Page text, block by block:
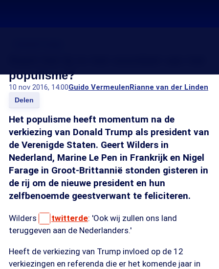
populisme?
10 nov 2016, 14:00Guido VermeulenRianne van der Linden
Delen
Het populisme heeft momentum na de
verkiezing van Donald Trump als president van
de Verenigde Staten. Geert Wilders in
Nederland, Marine Le Pen in Frankrijk en Nigel
Farage in Groot-Brittannië stonden gisteren in
de rij om de nieuwe president en hun
zelfbenoemde geestverwant te feliciteren.
Wilders twitterde: 'Ook wij zullen ons land
teruggeven aan de Nederlanders.'
Heeft de verkiezing van Trump invloed op de 12
verkiezingen en referenda die er het komende jaar in